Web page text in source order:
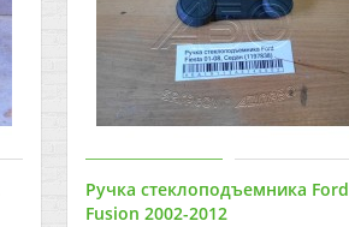
Ручка стеклоподъемника Ford
Fusion 2002-2012